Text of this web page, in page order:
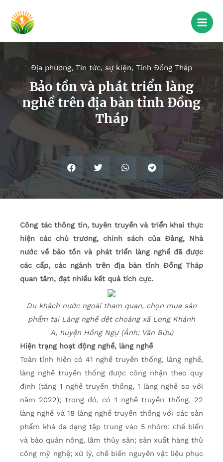
Địa phương, Tin tức, sự kiện, Tỉnh Đồng Tháp
Bảo tồn và phát triển làng
nghề trên địa bàn tỉnh Đồng
Tháp
Công tác thông tin, tuyên truyền và triển khai thực
hiện các chủ trương, chính sách của Đảng, Nhà
nước về bảo tồn và phát triển làng nghề đã được
các cấp, các ngành trên địa bàn tỉnh Đồng Tháp
quan tâm, đạt nhiều kết quả tích cực.
Du khách nước ngoài tham quan, chọn mua sản
phẩm tại Làng nghề dệt choàng xã Long Khánh
A, huyện Hồng Ngự (Ảnh: Văn Bửu)
Hiện trạng hoạt động nghề, làng nghề
Toàn tỉnh hiện có 41 nghề truyền thống, làng nghề,
làng nghề truyền thống được công nhận theo quy
định (tăng 1 nghề truyền thống, 1 làng nghề so với
năm 2022); trong đó, có 1 nghề truyền thống, 22
làng nghề và 18 làng nghề truyền thống với các sản
phẩm khá đa dạng tập trung vào 5 nhóm: chế biến
và bảo quản nông, lâm thủy sản; sản xuất hàng thủ
công mỹ nghệ; xử lý, chế biến nguyên vật liệu phục